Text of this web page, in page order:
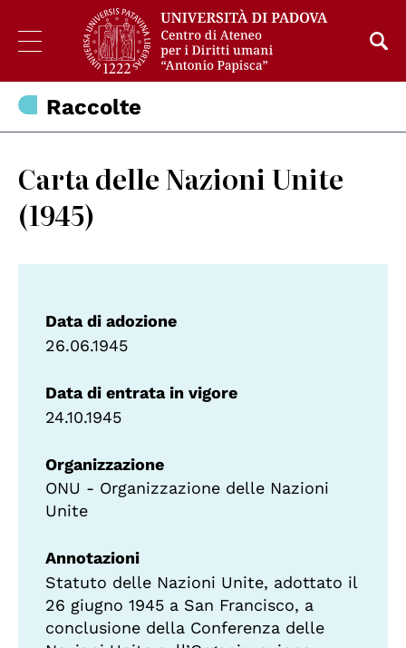
Raccolte
Carta delle Nazioni Unite
(1945)
Data di adozione
26.06.1945
Data di entrata in vigore
24.10.1945
Organizzazione
ONU - Organizzazione delle Nazioni
Unite
Annotazioni
Statuto delle Nazioni Unite, adottato il
26 giugno 1945 a San Francisco, a
conclusione della Conferenza delle